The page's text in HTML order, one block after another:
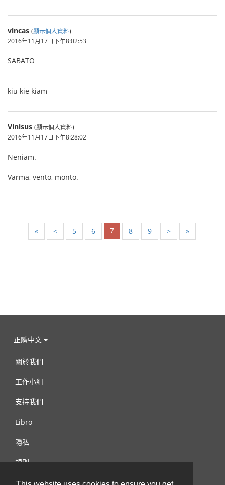
vincas (顯示個人資料)
2016年11月17日下午8:02:53
SABATO
kiu kie kiam
Vinisus (顯示個人資料)
2016年11月17日下午8:28:02
Neniam.
Varma, vento, monto.
« < 5 6 7 8 9 > »
正體中文
關於我們
工作小組
支持我們
Libro
隱私
規則
連絡我們